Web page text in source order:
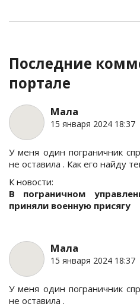
Последние
портале
Мала
15 января 2024 18:37
У меня один пограничник
не оставила . Как его найду
К новости:
В пограничном
приняли военную присягу
Мала
15 января 2024 18:37
У меня один пограничник
не оставила .